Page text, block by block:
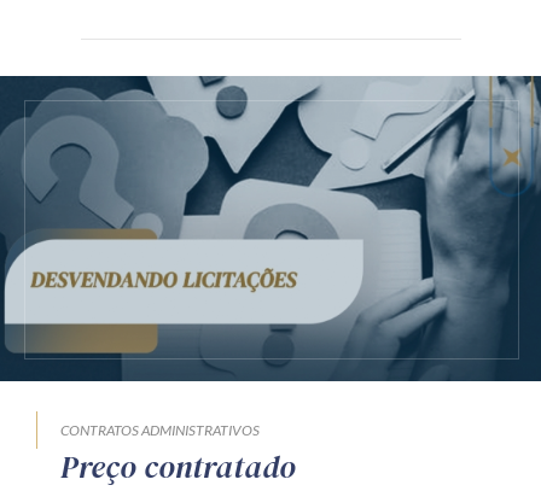
CONTRATOS ADMINISTRATIVOS
Preço contratado